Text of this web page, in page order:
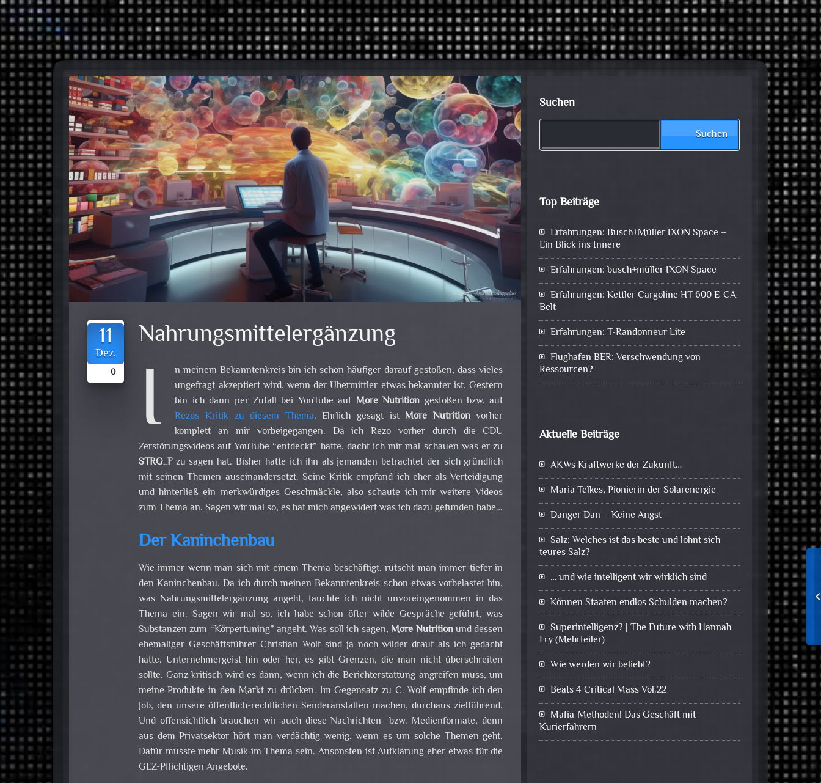
11
Dez.
0
Nahrungsmittelergänzung
I
n meinem Bekanntenkreis bin ich schon häufiger darauf gestoßen, dass vieles
ungefragt akzeptiert wird, wenn der Übermittler etwas bekannter ist. Gestern
bin ich dann per Zufall bei YouTube auf More Nutrition gestoßen bzw. auf
Rezos Kritik zu diesem Thema. Ehrlich gesagt ist More Nutritionvorher
komplett an mir vorbeigegangen. Da ich Rezo vorher durch die CDU
Zerstörungsvideos auf YouTube “entdeckt” hatte, dacht ich mir mal schauen was er zu
STRG_Fzu sagen hat. Bisher hatte ich ihn als jemanden betrachtet der sich gründlich
mit seinen Themen auseinandersetzt. Seine Kritik empfand ich eher als Verteidigung
und hinterließ ein merkwürdiges Geschmäckle, also schaute ich mir weitere Videos
zum Thema an. Sagen wir mal so, es hat mich angewidert was ich dazu gefunden habe…
Der Kaninchenbau
Wie immer wenn man sich mit einem Thema beschäftigt, rutscht man immer tiefer in
den Kaninchenbau. Da ich durch meinen Bekanntenkreis schon etwas vorbelastet bin,
was Nahrungsmittelergänzung angeht, tauchte ich nicht unvoreingenommen in das
Thema ein. Sagen wir mal so, ich habe schon öfter wilde Gespräche geführt, was
Substanzen zum “Körpertuning” angeht. Was soll ich sagen, More Nutritionund dessen
ehemaliger Geschäftsführer Christian Wolf sind ja noch wilder drauf als ich gedacht
hatte. Unternehmergeist hin oder her, es gibt Grenzen, die man nicht überschreiten
sollte. Ganz kritisch wird es dann, wenn ich die Berichterstattung angreifen muss, um
meine Produkte in den Markt zu drücken. Im Gegensatz zu C. Wolf empfinde ich den
Job, den unsere öffentlich-rechtlichen Senderanstalten machen, durchaus zielführend.
Und offensichtlich brauchen wir auch diese Nachrichten- bzw. Medienformate, denn
aus dem Privatsektor hört man verdächtig wenig, wenn es um solche Themen geht.
Dafür müsste mehr Musik im Thema sein. Ansonsten ist Aufklärung eher etwas für die
GEZ-Pflichtigen Angebote.
Suchen
Suchen
Top Beiträge
Erfahrungen: Busch+Müller IXON Space –
Ein Blick ins Innere
Erfahrungen: busch+müller IXON Space
Erfahrungen: Kettler Cargoline HT 600 E-CA
Belt
Erfahrungen: T-Randonneur Lite
Flughafen BER: Verschwendung von
Ressourcen?
Aktuelle Beiträge
AKWs Kraftwerke der Zukunft…
Maria Telkes, Pionierin der Solarenergie
Danger Dan – Keine Angst
Salz: Welches ist das beste und lohnt sich
teures Salz?
… und wie intelligent wir wirklich sind
Können Staaten endlos Schulden machen?
Superintelligenz? | The Future with Hannah
Fry (Mehrteiler)
Wie werden wir beliebt?
Beats 4 Critical Mass Vol.22
Mafia-Methoden! Das Geschäft mit
Kurierfahrern